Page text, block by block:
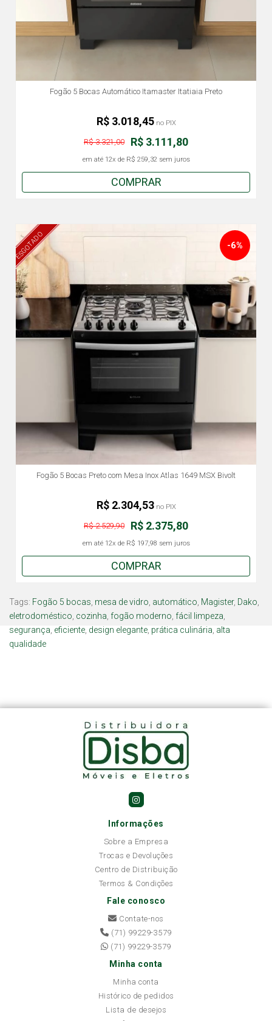
Fogão 5 Bocas Automático Itamaster Itatiaia Preto
R$ 3.111,80
R$ 3.321,00
em até 12x de R$ 259,32sem juros
R$ 3.018,45no PIX
COMPRAR
ESGOTADO
Fogão 5 Bocas Preto com Mesa Inox Atlas 1649 MSX Bivolt
-6%
R$ 2.375,80
R$ 2.529,90
em até 12x de R$ 197,98 sem juros
R$ 2.304,53no PIX
COMPRAR
Tags: Fogão 5 bocas mesa de vidro automático Magister, Dako
eletrodoméstico cozinha fogão moderno fácil limpeza
segurança eficiente design elegante prática culinária alta
qualidade
Informações
Sobre a Empresa
Trocas e Devoluções
Centro de Distribuição
Termos & Condições
Fale conosco
Contate-nos
(71) 99229-3579
(71) 99229-3579
Minha conta
Minha conta
Histórico de pedidos
Lista de desejos